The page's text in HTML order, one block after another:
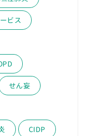
ビス
せん妄
CIDP